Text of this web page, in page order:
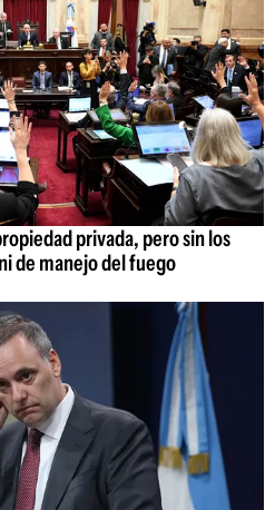
privada, pero sin los
de manejo del fuego